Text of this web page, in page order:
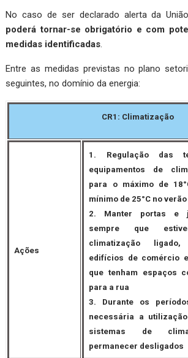
No caso de ser declarado alerta da
poderá tornar-se obrigatório e com
medidas identificadas
Entre as medidas previstas no plano
seguintes, no domínio da energia:
CR1: Climatização
Ações
1. Regulação das
equipamentos de
para o máximo de
mínimo de 25°C no verão
2. Manter portas e
sempre que
climatização
edifícios de comércio
que tenham espaços
para a rua
3. Durante os
necessária a
sistemas de
permanecer desligados